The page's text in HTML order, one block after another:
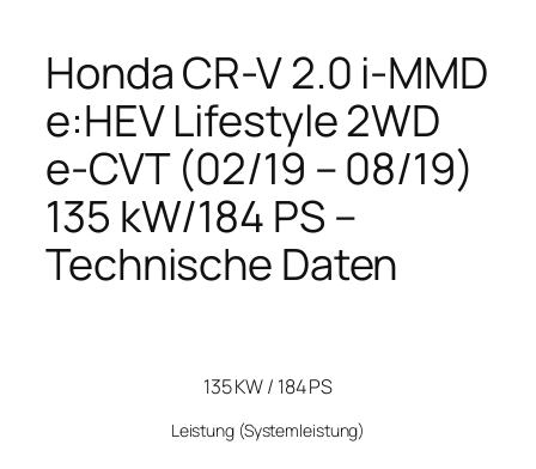
Honda CR-V 2.0 i-MMD
e:HEV Lifestyle 2WD
e-CVT (02/19 – 08/19)
135 kW/184 PS –
Technische Daten
135 KW / 184 PS
Leistung(Systemleistung)